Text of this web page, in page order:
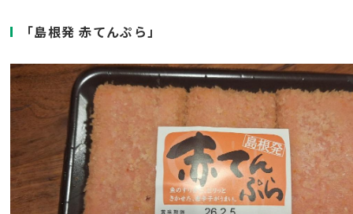
「島根発 赤てんぷら」